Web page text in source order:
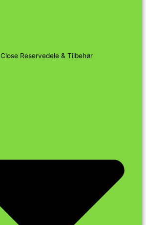
Close Reservedele & Tilbehør